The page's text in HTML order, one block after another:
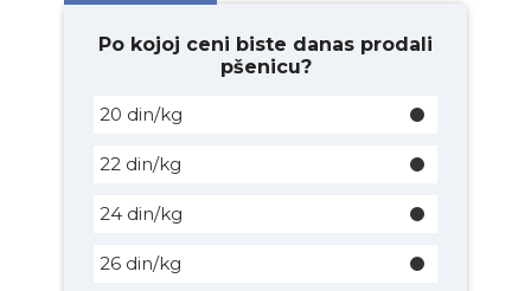
Po kojoj ceni biste danas prodali
pšenicu?
20 din/kg
22 din/kg
24 din/kg
26 din/kg